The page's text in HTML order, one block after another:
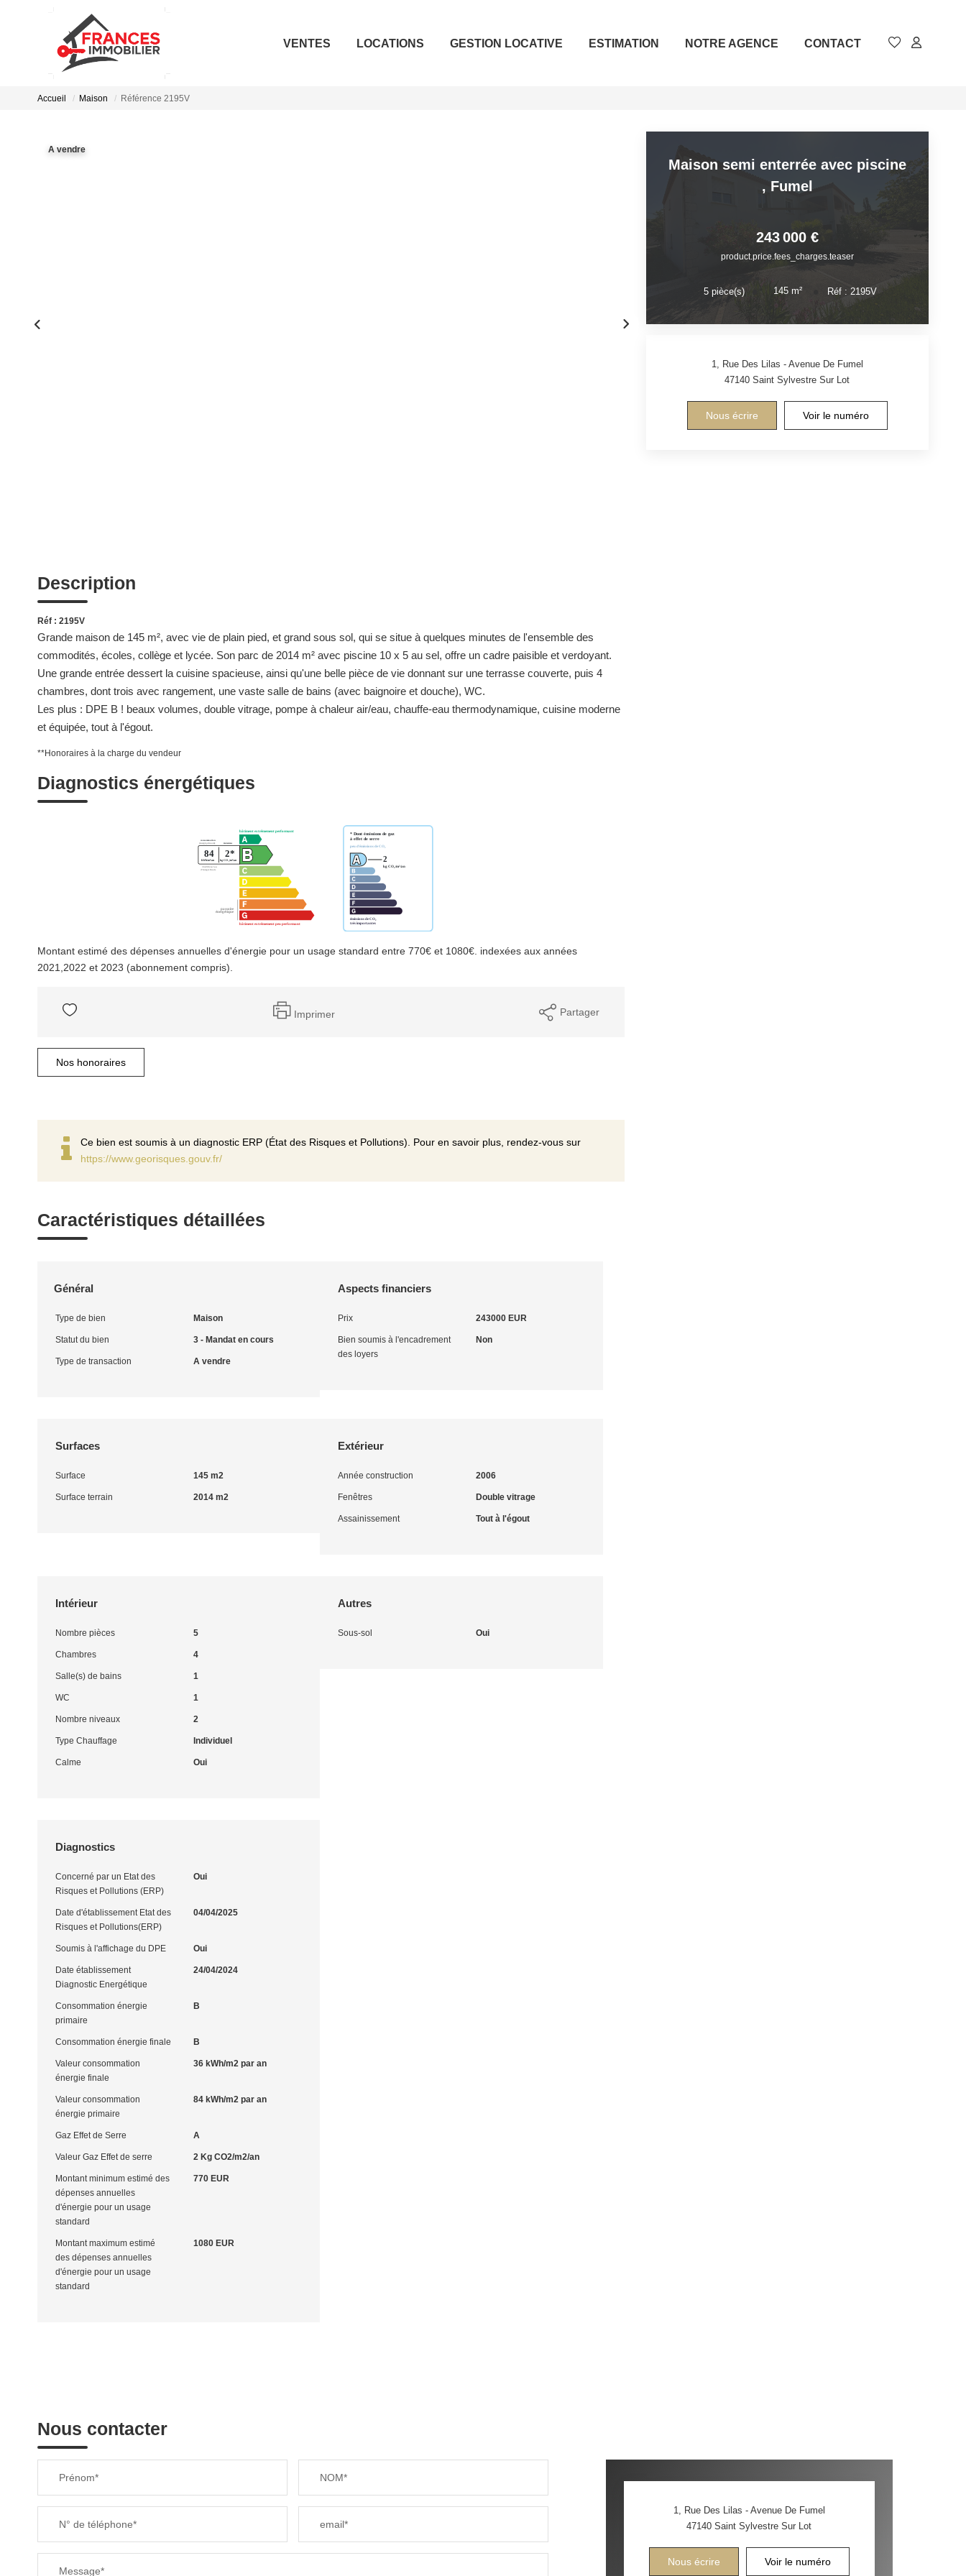
VENTES LOCATIONS GESTION LOCATIVE ESTIMATION NOTRE AGENCE CONTACT
Accueil Maison Référence 2195V
A vendre
Description
Réf : 2195V
Grande maison de 145 m², avec vie de plain pied, et grand sous sol, qui se situe à quelques minutes de l'ensemble des
commodités, écoles, collège et lycée. Son parc de 2014 m² avec piscine 10 x 5 au sel, offre un cadre paisible et verdoyant.
Une grande entrée dessert la cuisine spacieuse, ainsi qu'une belle pièce de vie donnant sur une terrasse couverte, puis 4
chambres, dont trois avec rangement, une vaste salle de bains (avec baignoire et douche), WC.
Les plus : DPE B ! beaux volumes, double vitrage, pompe à chaleur air/eau, chauffe-eau thermodynamique, cuisine moderne
et équipée, tout à l'égout.
**Honoraires à la charge du vendeur
Diagnostics énergétiques
Montant estimé des dépenses annuelles d'énergie pour un usage standard entre 770€ et 1080€. indexées aux années
2021,2022 et 2023 (abonnement compris).
Imprimer Partager
Nos honoraires
Ce bien est soumis à un diagnostic ERP (État des Risques et Pollutions). Pour en savoir plus, rendez-vous sur
https://www.georisques.gouv.fr/
Caractéristiques détaillées
Général
Type de bien Maison
Statut du bien 3 - Mandat en cours
Type de transaction A vendre
Aspects financiers
Prix 243000 EUR
Bien soumis à l'encadrement
des loyers
Non
Surfaces
Surface 145 m2
Surface terrain 2014 m2
Extérieur
Année construction 2006
Fenêtres Double vitrage
Assainissement Tout à l'égout
Intérieur
Nombre pièces 5
Chambres 4
Salle(s) de bains 1
WC 1
Nombre niveaux 2
Type Chauffage Individuel
Calme Oui
Autres
Sous-sol Oui
Diagnostics
Concerné par un Etat des
Risques et Pollutions (ERP)
Oui
Date d'établissement Etat des
Risques et Pollutions(ERP)
04/04/2025
Soumis à l'affichage du DPE Oui
Date établissement
Diagnostic Energétique
24/04/2024
Consommation énergie
primaire
B
Consommation énergie finale B
Valeur consommation
énergie finale
36 kWh/m2 par an
Valeur consommation
énergie primaire
84 kWh/m2 par an
Gaz Effet de Serre A
Valeur Gaz Effet de serre 2 Kg CO2/m2/an
Montant minimum estimé des
dépenses annuelles
d'énergie pour un usage
standard
770 EUR
Montant maximum estimé
des dépenses annuelles
d'énergie pour un usage
standard
1080 EUR
Maison semi enterrée avec piscine
, Fumel
243 000 €
product.price.fees_charges.teaser
5 pièce(s) 145 m² Réf : 2195V
1, Rue Des Lilas - Avenue De Fumel
47140Saint Sylvestre Sur Lot
Nous écrire Voir le numéro
Nous contacter
Prénom* NOM*
N° de téléphone* email*
Message*
1, Rue Des Lilas - Avenue De Fumel
47140Saint Sylvestre Sur Lot
Nous écrire Voir le numéro